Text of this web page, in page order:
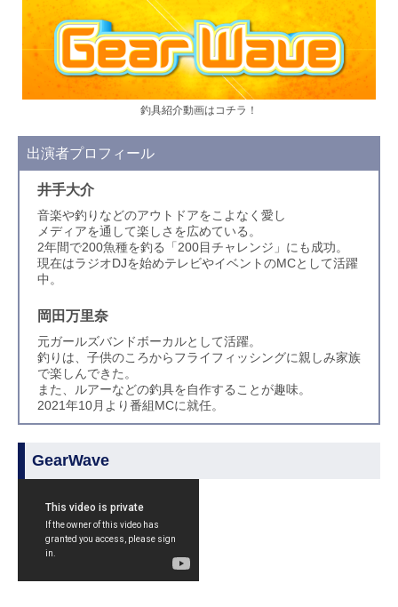
釣具紹介動画はコチラ！
出演者プロフィール
井手大介
音楽や釣りなどのアウトドアをこよなく愛し
メディアを通して楽しさを広めている。
2年間で200魚種を釣る「200目チャレンジ」にも成功。
現在はラジオDJを始めテレビやイベントのMCとして活躍
中。
岡田万里奈
元ガールズバンドボーカルとして活躍。
釣りは、子供のころからフライフィッシングに親しみ家族
で楽しんできた。
また、ルアーなどの釣具を自作することが趣味。
2021年10月より番組MCに就任。
GearWave